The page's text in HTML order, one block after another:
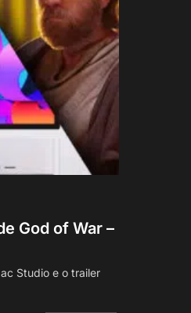
God of War –
Studio e o trailer